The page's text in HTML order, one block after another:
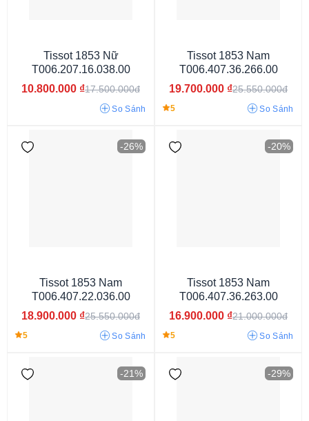
Tissot 1853 Nữ
T006.207.16.038.00
10.800.000 ₫17.500.000đ
So Sánh
Tissot 1853 Nam
T006.407.36.266.00
19.700.000 ₫25.550.000đ
5 So Sánh
-26%
Tissot 1853 Nam
T006.407.22.036.00
18.900.000 ₫25.550.000đ
5 So Sánh
-20%
Tissot 1853 Nam
T006.407.36.263.00
16.900.000 ₫21.000.000đ
5 So Sánh
-21% -29%